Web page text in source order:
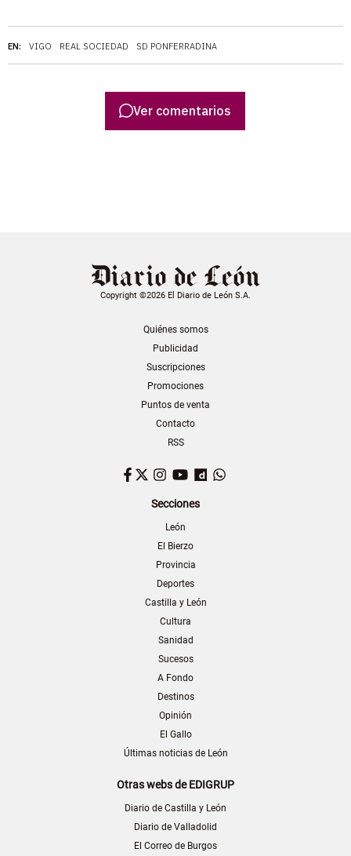
EN: VIGO REAL SOCIEDAD SD PONFERRADINA
Ver comentarios
Copyright ©2026 El Diario de León S.A.
Quiénes somos
Publicidad
Suscripciones
Promociones
Puntos de venta
Contacto
RSS
Facebook
TwitterInstagram
YouTubeDailymotion
Secciones
León
El Bierzo
Provincia
Deportes
Castilla y León
Cultura
Sanidad
Sucesos
A Fondo
Destinos
Opinión
El Gallo
Últimas noticias de León
Otras webs de EDIGRUP
Diario de Castilla y León
Diario de Valladolid
El Correo de Burgos